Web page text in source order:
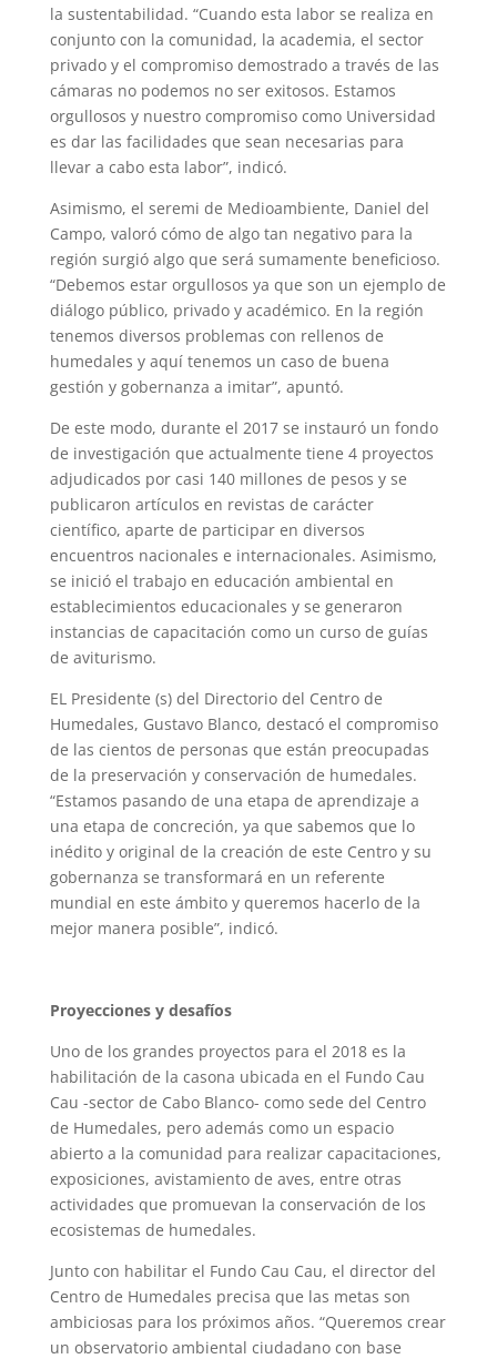
la sustentabilidad. “Cuando esta labor se realiza en
conjunto con la comunidad, la academia, el sector
privado y el compromiso demostrado a través de las
cámaras no podemos no ser exitosos. Estamos
orgullosos y nuestro compromiso como Universidad
es dar las facilidades que sean necesarias para
llevar a cabo esta labor”, indicó.
Asimismo, el seremi de Medioambiente, Daniel del
Campo, valoró cómo de algo tan negativo para la
región surgió algo que será sumamente beneficioso.
“Debemos estar orgullosos ya que son un ejemplo de
diálogo público, privado y académico. En la región
tenemos diversos problemas con rellenos de
humedales y aquí tenemos un caso de buena
gestión y gobernanza a imitar”, apuntó.
De este modo, durante el 2017 se instauró un fondo
de investigación que actualmente tiene 4 proyectos
adjudicados por casi 140 millones de pesos y se
publicaron artículos en revistas de carácter
científico, aparte de participar en diversos
encuentros nacionales e internacionales. Asimismo,
se inició el trabajo en educación ambiental en
establecimientos educacionales y se generaron
instancias de capacitación como un curso de guías
de aviturismo.
EL Presidente (s) del Directorio del Centro de
Humedales, Gustavo Blanco, destacó el compromiso
de las cientos de personas que están preocupadas
de la preservación y conservación de humedales.
“Estamos pasando de una etapa de aprendizaje a
una etapa de concreción, ya que sabemos que lo
inédito y original de la creación de este Centro y su
gobernanza se transformará en un referente
mundial en este ámbito y queremos hacerlo de la
mejor manera posible”, indicó.
Proyecciones y desafíos
Uno de los grandes proyectos para el 2018 es la
habilitación de la casona ubicada en el Fundo Cau
Cau -sector de Cabo Blanco- como sede del Centro
de Humedales, pero además como un espacio
abierto a la comunidad para realizar capacitaciones,
exposiciones, avistamiento de aves, entre otras
actividades que promuevan la conservación de los
ecosistemas de humedales.
Junto con habilitar el Fundo Cau Cau, el director del
Centro de Humedales precisa que las metas son
ambiciosas para los próximos años. “Queremos crear
un observatorio ambiental ciudadano con base